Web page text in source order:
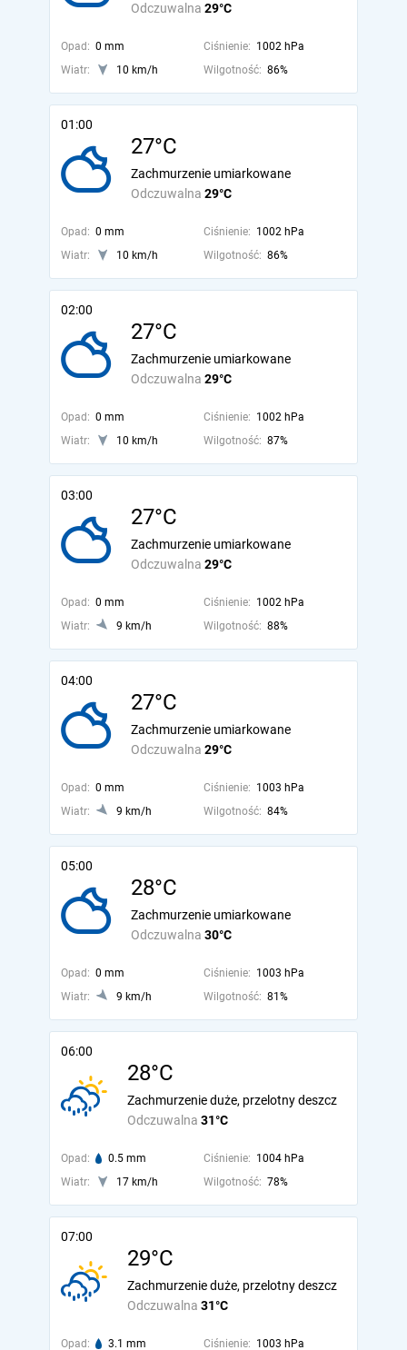
Odczuwalna 29°C
Opad: 0 mm Ciśnienie: 1002 hPa
Wiatr:
10 km/h Wilgotność: 86%
01:00
27°C
Odczuwalna 29°C
Zachmurzenie umiarkowane
Opad: 0 mm Ciśnienie: 1002 hPa
Wiatr:
10 km/h Wilgotność: 86%
02:00
27°C
Odczuwalna 29°C
Zachmurzenie umiarkowane
Opad: 0 mm Ciśnienie: 1002 hPa
Wiatr:
10 km/h Wilgotność: 87%
03:00
27°C
Odczuwalna 29°C
Zachmurzenie umiarkowane
Opad: 0 mm Ciśnienie: 1002 hPa
Wiatr:
9 km/h Wilgotność: 88%
04:00
27°C
Odczuwalna 29°C
Zachmurzenie umiarkowane
Opad: 0 mm Ciśnienie: 1003 hPa
Wiatr:
9 km/h Wilgotność: 84%
05:00
28°C
Odczuwalna 30°C
Zachmurzenie umiarkowane
Opad: 0 mm Ciśnienie: 1003 hPa
Wiatr:
9 km/h Wilgotność: 81%
06:00
28°C
Odczuwalna 31°C
Zachmurzenie duże, przelotny deszcz
Opad: 0.5 mm Ciśnienie: 1004 hPa
Wiatr:
17 km/h Wilgotność: 78%
07:00
29°C
Odczuwalna 31°C
Zachmurzenie duże, przelotny deszcz
Opad: 3.1 mm Ciśnienie: 1003 hPa